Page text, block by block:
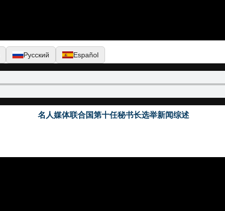
Русский Español
名人媒体联合国第十任秘书长选举新闻综述